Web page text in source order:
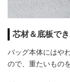
芯材＆底板で
バッグ本体にはや
ので、重たいもの